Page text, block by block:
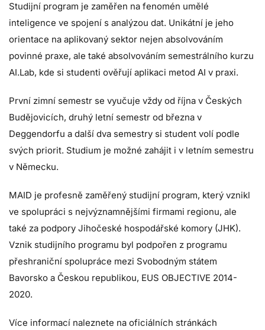
Studijní program je zaměřen na fenomén umělé
inteligence ve spojení s analýzou dat. Unikátní je jeho
orientace na aplikovaný sektor nejen absolvováním
povinné praxe, ale také absolvováním semestrálního kurzu
AI.Lab, kde si studenti ověřují aplikaci metod AI v praxi.
První zimní semestr se vyučuje vždy od října v Českých
Budějovicích, druhý letní semestr od března v
Deggendorfu a další dva semestry si student volí podle
svých priorit. Studium je možné zahájit i v letním semestru
v Německu.
MAID je profesně zaměřený studijní program, který vznikl
ve spolupráci s nejvýznamnějšími firmami regionu, ale
také za podpory Jihočeské hospodářské komory (JHK).
Vznik studijního programu byl podpořen z programu
přeshraniční spolupráce mezi Svobodným státem
Bavorsko a Českou republikou, EUS OBJECTIVE 2014-
2020.
Více informací naleznete na oficiálních stránkách